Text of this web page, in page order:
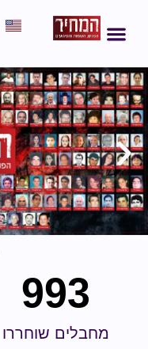
מחבלים שוחררו
993